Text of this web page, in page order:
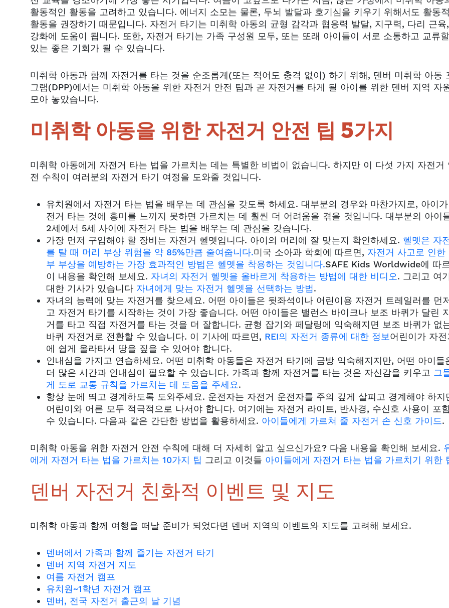
활동적인 활동을 고려하고 있습니다. 에너지 소모는 물론, 두뇌 발달과 호기심을 키우기 위해서도 활동
활동을 권장하기 때문입니다. 자전거 타기는 미취학 아동의 균형 감각과 협응력 발달, 지구력, 다리 근육
강화에 도움이 됩니다. 또한, 자전거 타기는 가족 구성원 모두, 또는 또래 아이들이 서로 소통하고 교류
있는 좋은 기회가 될 수 있습니다.
미취학 아동과 함께 자전거를 타는 것을 순조롭게(또는 적어도 충격 없이) 하기 위해, 덴버 미취학 아동
그램(DPP)에서는 미취학 아동을 위한 자전거 안전 팁과 곧 자전거를 타게 될 아이를 위한 덴버 지역 자
모아 놓았습니다.
미취학 아동을 위한 자전거 안전 팁 5가지
미취학 아동에게 자전거 타는 법을 가르치는 데는 특별한 비법이 없습니다. 하지만 이 다섯 가지 자전거
전 수칙이 여러분의 자전거 타기 여정을 도와줄 것입니다.
유치원에서 자전거 타는 법을 배우는 데 관심을 갖도록 하세요. 대부분의 경우와 마찬가지로, 아이
전거 타는 것에 흥미를 느끼지 못하면 가르치는 데 훨씬 더 어려움을 겪을 것입니다. 대부분의 아이
2세에서 5세 사이에 자전거 타는 법을 배우는 데 관심을 갖습니다.
가장 먼저 구입해야 할 장비는 자전거 헬멧입니다. 아이의 머리에 잘 맞는지 확인하세요. 헬멧은 자
를 탈 때 머리 부상 위험을 약 85%만큼 줄여줍니다.미국 소아과 학회에 따르면, 자전거 사고로 인한
부 부상을 예방하는 가장 효과적인 방법은 헬멧을 착용하는 것입니다.SAFE Kids Worldwide에 따
이 내용을 확인해 보세요. 자녀의 자전거 헬멧을 올바르게 착용하는 방법에 대한 비디오. 그리고 여
대한 기사가 있습니다 자녀에게 맞는 자전거 헬멧을 선택하는 방법.
자녀의 능력에 맞는 자전거를 찾으세요. 어떤 아이들은 뒷좌석이나 어린이용 자전거 트레일러를 먼
고 자전거 타기를 시작하는 것이 가장 좋습니다. 어떤 아이들은 밸런스 바이크나 보조 바퀴가 달린
거를 타고 직접 자전거를 타는 것을 더 잘합니다. 균형 잡기와 페달링에 익숙해지면 보조 바퀴가 없
바퀴 자전거로 전환할 수 있습니다. 이 기사에 따르면, REI의 자전거 종류에 대한 정보어린이가 자전
에 쉽게 올라타서 땅을 짚을 수 있어야 합니다.
인내심을 가지고 연습하세요. 어떤 미취학 아동들은 자전거 타기에 금방 익숙해지지만, 어떤 아이들
더 많은 시간과 인내심이 필요할 수 있습니다. 가족과 함께 자전거를 타는 것은 자신감을 키우고 그
게 도로 교통 규칙을 가르치는 데 도움을 주세요.
항상 눈에 띄고 경계하도록 도와주세요. 운전자는 자전거 운전자를 주의 깊게 살피고 경계해야 하지
어린이와 어른 모두 적극적으로 나서야 합니다. 여기에는 자전거 라이트, 반사경, 수신호 사용이 포
수 있습니다. 다음과 같은 간단한 방법을 활용하세요. 아이들에게 가르쳐 줄 자전거 손 신호 가이드.
미취학 아동을 위한 자전거 안전 수칙에 대해 더 자세히 알고 싶으신가요? 다음 내용을 확인해 보세요.
에게 자전거 타는 법을 가르치는 10가지 팁 그리고 이것들 아이들에게 자전거 타는 법을 가르치기 위한
덴버 자전거 친화적 이벤트 및 지도
미취학 아동과 함께 여행을 떠날 준비가 되었다면 덴버 지역의 이벤트와 지도를 고려해 보세요.
덴버에서 가족과 함께 즐기는 자전거 타기
덴버 지역 자전거 지도
여름 자전거 캠프
유치원~1학년 자전거 캠프
덴버, 전국 자전거 출근의 날 기념